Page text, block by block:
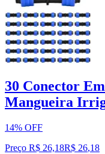
30 Conector
Mangueira
14% OFF
Preço R$ 26,18R$ 26,18